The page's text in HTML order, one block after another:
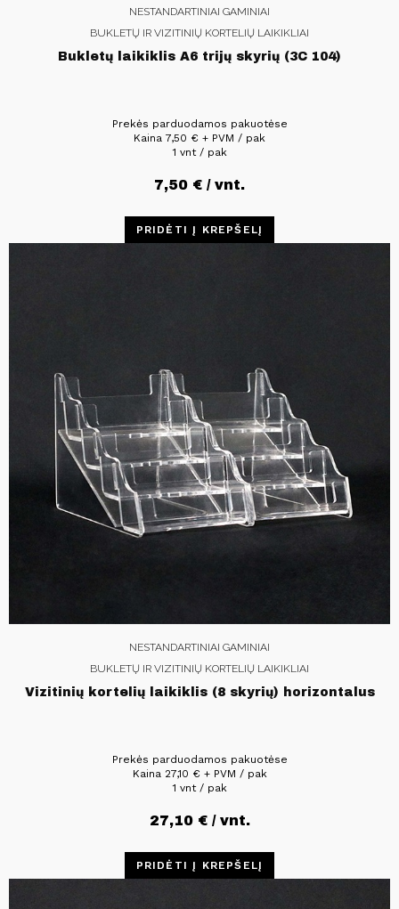
NESTANDARTINIAI GAMINIAI
BUKLETŲ IR VIZITINIŲ KORTELIŲ LAIKIKLIAI
Bukletų laikiklis A6 trijų skyrių (3C 104)
Prekės parduodamos pakuotėse
Kaina 7,50 € + PVM / pak
1 vnt / pak
7,50 € / vnt.
PRIDĖTI Į KREPŠELĮ
NESTANDARTINIAI GAMINIAI
BUKLETŲ IR VIZITINIŲ KORTELIŲ LAIKIKLIAI
Vizitinių kortelių laikiklis (8 skyrių) horizontalus
Prekės parduodamos pakuotėse
Kaina 27,10 €+ PVM / pak
1 vnt / pak
27,10 €/ vnt.
PRIDĖTI Į KREPŠELĮ